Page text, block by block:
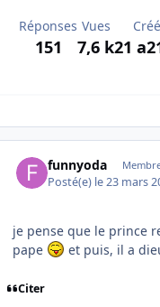
Réponses
151
Vues
7,6 k
Créé
21 a
funnyoda
Posté(e) le 23 mars
je pense que le prince
pape
et puis, il a
Citer